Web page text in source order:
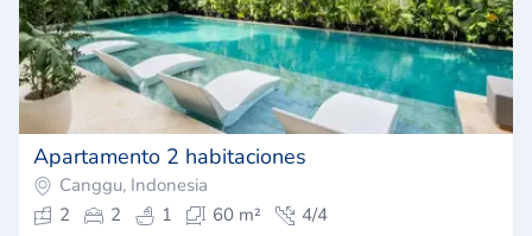
Apartamento 2 habitaciones
Canggu, Indonesia
2
2 1 60 m²
4/4